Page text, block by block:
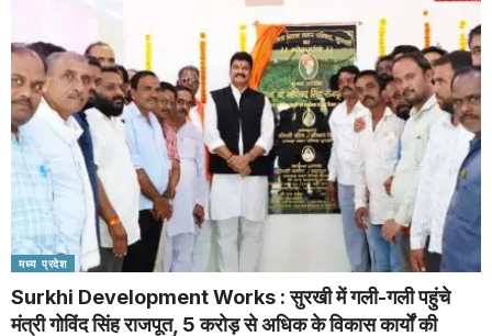
मध्य प्रदेश
Surkhi Development Works : सुरखी में गली-गली पहुंचे
मंत्री गोविंद सिंह राजपूत, 5 करोड़ से अधिक के विकास कार्यों की